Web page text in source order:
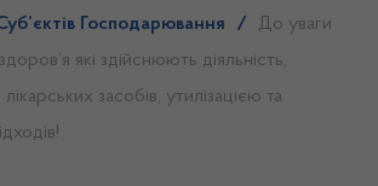
Господарювання /
До уваги
які здійснюють діяльність,
засобів, утилізацією та